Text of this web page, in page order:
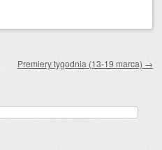
Premiery tygodnia (13-19 marca) →